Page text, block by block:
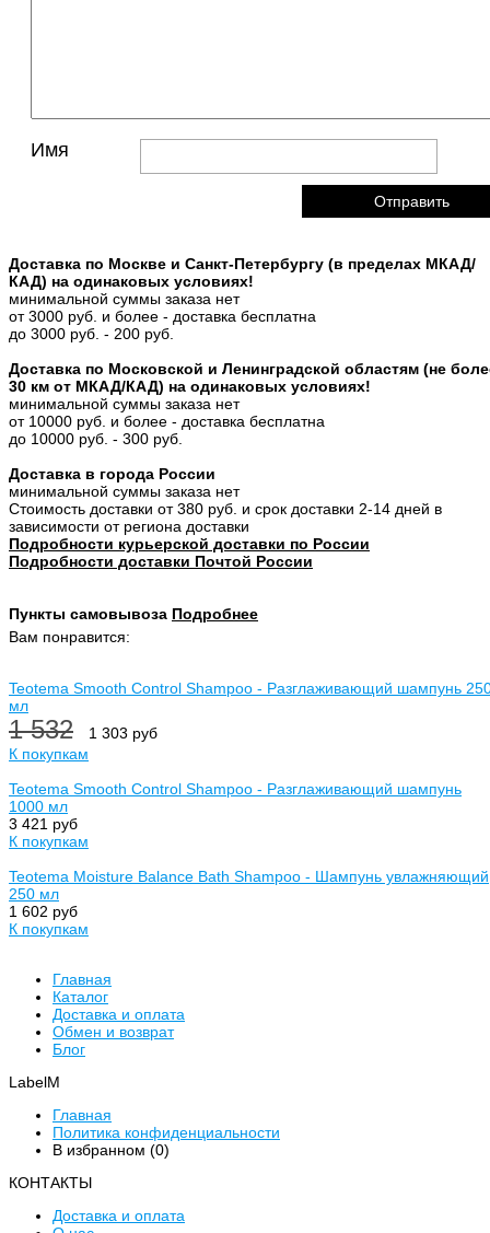
Имя
Доставка по Москве и Санкт-Петербургу (в пределах МКАД/
КАД) на одинаковых условиях!
минимальной суммы заказа нет
от 3000 руб. и более - доставка бесплатна
до 3000 руб. - 200 руб.
Доставка по Московской и Ленинградской областям (не
30 км от МКАД/КАД) на одинаковых условиях!
минимальной суммы заказа нет
от 10000 руб. и более - доставка бесплатна
до 10000 руб. - 300 руб.
Доставка в города России
минимальной суммы заказа нет
Стоимость доставки от 380 руб. и срок доставки 2-14 дней в
зависимости от региона доставки
Подробности курьерской доставки по России
Подробности доставки Почтой России
Пункты самовывоза Подробнее
Вам понравится:
Teotema Smooth Control Shampoo - Разглаживающий шампунь
мл
1 532
1 303 руб
К покупкам
Teotema Smooth Control Shampoo - Разглаживающий шампунь
1000 мл
3 421 руб
К покупкам
Teotema Moisture Balance Bath Shampoo - Шампунь увлажняющий
250 мл
1 602 руб
К покупкам
Главная
Каталог
Доставка и оплата
Обмен и возврат
Блог
LabelM
Главная
Политика конфиденциальности
В избранном (0)
КОНТАКТЫ
Доставка и оплата